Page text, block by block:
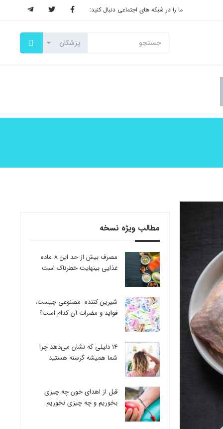
ما را در شبکه های اجتماعی دنبال کنید:
مطالب ویژه نسخه
مصرف بیش از حد این 8 ماده
غذایی بینهایت خطرناک است
شیرین کننده مصنوعی چیست،
فواید و مضرات آن کدام است؟
14 دلیلی که نشان می‌دهد چرا
شما همیشه گرسنه هستید
قبل از اهدای خون چه چیزی
بخوریم و چه چیزی نخوریم